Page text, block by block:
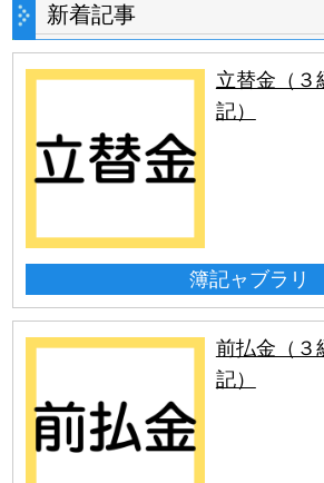
新着記事
立替金（３
記）
簿記ャブラリ
前払金（３
記）